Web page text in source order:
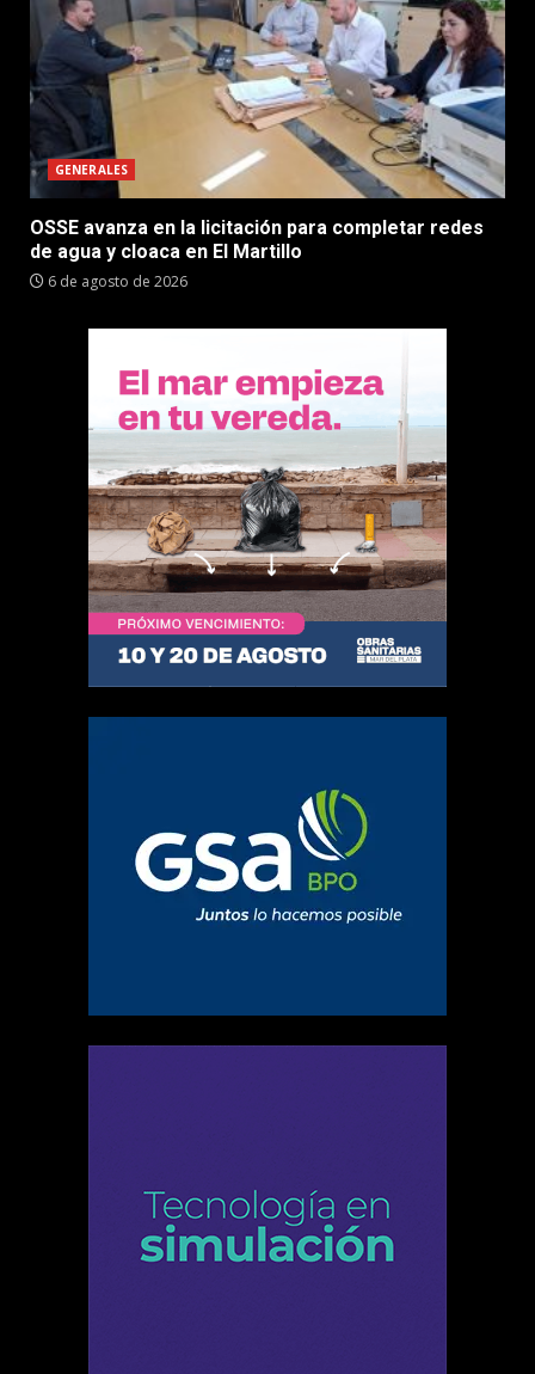
GENERALES
OSSE avanza en la licitación para completar redes
de agua y cloaca en El Martillo
6 de agosto de 2026